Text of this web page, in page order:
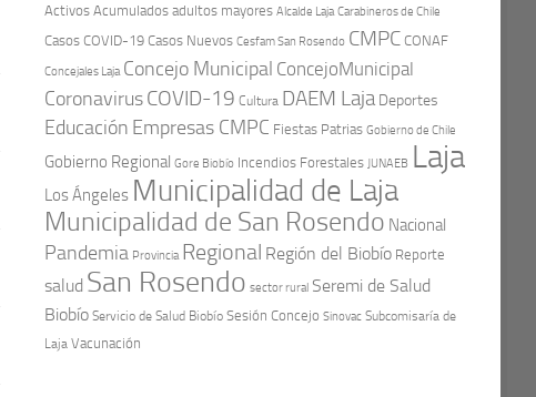
Activos Acumulados adultos mayores Alcalde Laja Carabineros de Chile
Casos COVID-19 Casos Nuevos Cesfam San Rosendo CMPC CONAF
Concejales Laja Concejo Municipal ConcejoMunicipal
CoronavirusCOVID-19 Cultura DAEM Laja Deportes
Educación Empresas CMPC Fiestas Patrias Gobierno de Chile
Gobierno Regional Gore Biobío Incendios Forestales JUNAEB Laja
Los Ángeles Municipalidad de Laja
Municipalidad de San Rosendo Nacional
Pandemia Provincia Regional Región del Biobío Reporte
salud San Rosendo sector rural Seremi de Salud
Biobío Servicio de Salud Biobío Sesión Concejo Sinovac Subcomisaría de
Laja Vacunación